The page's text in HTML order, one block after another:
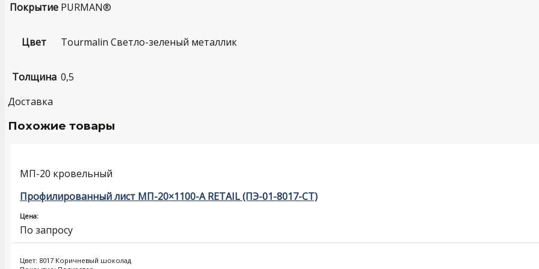
Покрытие PURMAN®
Цвет Tourmalin Светло-зеленый металлик
Толщина 0,5
Доставка
Похожие товары
МП-20 кровельный
Профилированный лист МП-20×1100-A RETAIL (ПЭ-01-8017-СТ)
Цена:
По запросу
Цвет: 8017 Коричневый шоколад